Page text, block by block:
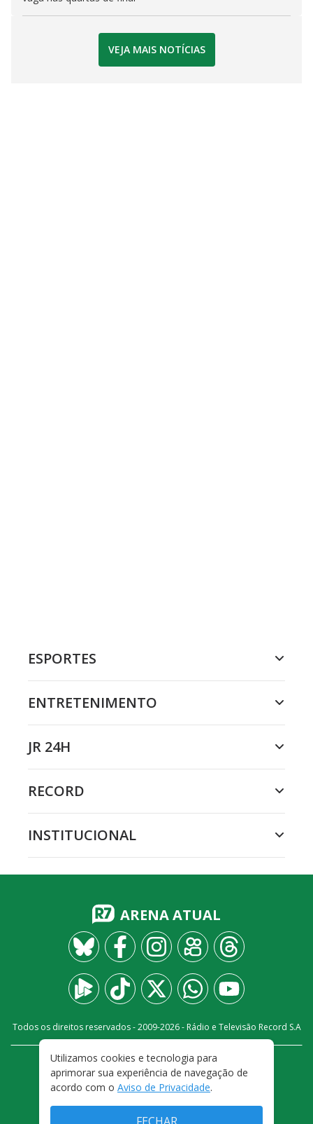
VEJA MAIS NOTÍCIAS
ESPORTES
ENTRETENIMENTO
JR 24H
RECORD
INSTITUCIONAL
ARENA ATUAL
Todos os direitos reservados - 2009-2026- Rádio e Televisão Record S.A
FALE CONOSCO
PRIVACIDADE
TERMOS E CONDIÇÕES DE USO
Utilizamos cookies e tecnologia para
aprimorar sua experiência de navegação de
acordo com o Aviso de Privacidade.